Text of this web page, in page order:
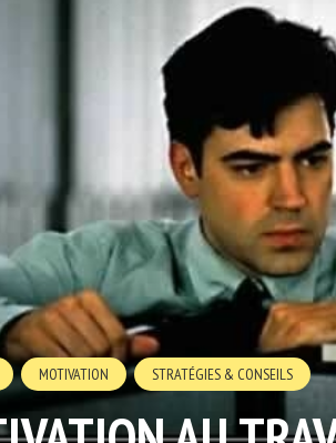
MOTIVATION STRATÉGIES & CONSEILS